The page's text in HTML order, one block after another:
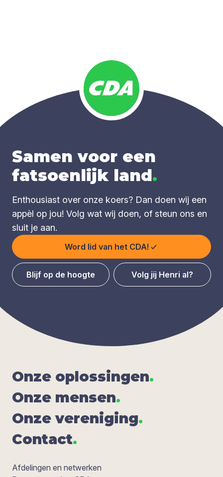
Samen voor een
fatsoenlijk land.
Enthousiast over onze koers? Dan doen wij een
appèl op jou! Volg wat wij doen, of steun ons en
sluit je aan.
Word lid van het CDA!
Blijf op de hoogte Volg jij Henri al?
Onze oplos­sin­gen.
Onze men­sen.
Onze ver­e­ni­ging.
Con­tact.
Afdelingen en netwerken